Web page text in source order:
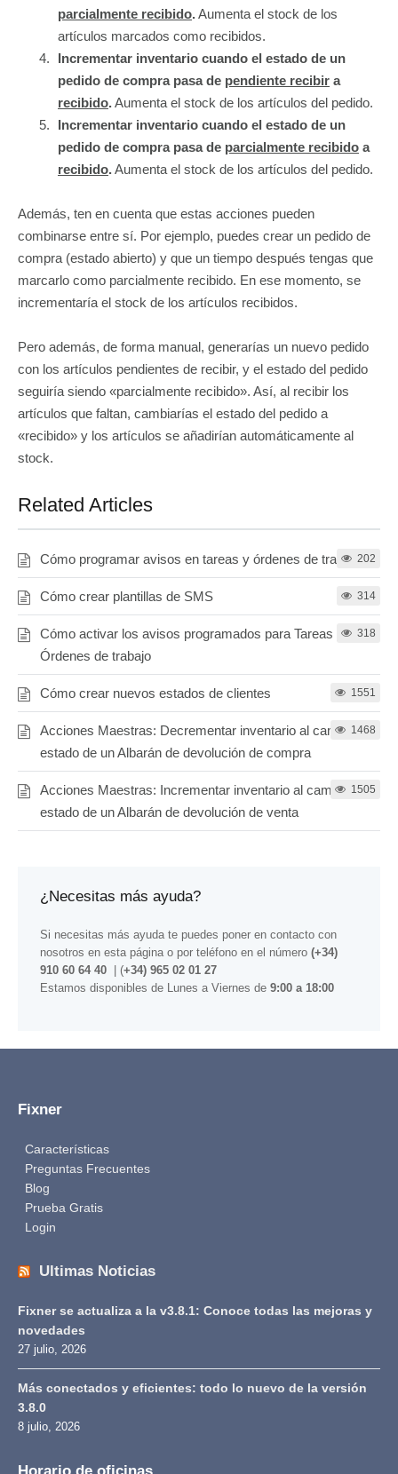
parcialmente recibido.Aumenta el stock de los
artículos marcados como recibidos.
Incrementar inventario cuando el estado de un
pedido de compra pasa de pendiente recibir a
recibido.Aumenta el stock de los artículos del pedido.
Incrementar inventario cuando el estado de un
pedido de compra pasa de parcialmente recibido a
recibido.Aumenta el stock de los artículos del pedido.
Además, ten en cuenta que estas acciones pueden
combinarse entre sí. Por ejemplo, puedes crear un pedido de
compra (estado abierto) y que un tiempo después tengas que
marcarlo como parcialmente recibido. En ese momento, se
incrementaría el stock de los artículos recibidos.
Pero además, de forma manual, generarías un nuevo pedido
con los artículos pendientes de recibir, y el estado del pedido
seguiría siendo «parcialmente recibido». Así, al recibir los
artículos que faltan, cambiarías el estado del pedido a
«recibido» y los artículos se añadirían automáticamente al
stock.
Related Articles
Cómo programar avisos en tareas y órdenes de trabajo202
Cómo crear plantillas de SMS 314
Cómo activar los avisos programados para Tareas y
Órdenes de trabajo
318
Cómo crear nuevos estados de clientes 1551
Acciones Maestras: Decrementar inventario al cambiar el
estado de un Albarán de devolución de compra
1468
Acciones Maestras: Incrementar inventario al cambiar el
estado de un Albarán de devolución de venta
1505
¿Necesitas más ayuda?
Si necesitas más ayuda te puedes poner en contacto con
nosotros en esta página o por teléfono en el número (+34)
910 60 64 40 | (+34) 965 02 01 27
Estamos disponibles de Lunes a Viernes de 9:00 a 18:00
Fixner
Características
Preguntas Frecuentes
Blog
Prueba Gratis
Login
Ultimas Noticias
Fixner se actualiza a la v3.8.1: Conoce todas las mejoras y
novedades
27 julio, 2026
Más conectados y eficientes: todo lo nuevo de la versión
3.8.0
8 julio, 2026